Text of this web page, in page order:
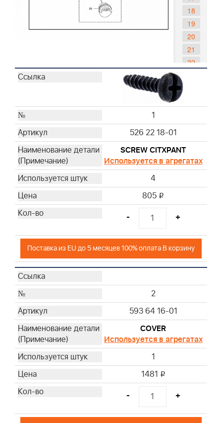
18
19
20
21
22
1
526 22 18-01
SCREW CITXPANT
Используется в агрегатах
4
805 i
- +
Поставка из EU до 5 месяцев 100% оплата В корзину
2
593 64 16-01
COVER
Используется в агрегатах
1
1481 i
- +